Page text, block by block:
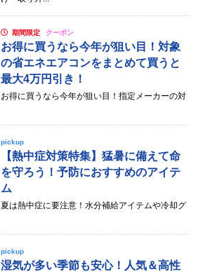
期間限定 クーポン
お得に買うなら今年が狙い目！対象
の省エネエアコンをまとめて買うと
最大4万円引き！
お得に買うなら今年が狙い目！指定メーカーの対
pickup
【熱中症対策特集】猛暑に備えて命
を守ろう！予防におすすめのアイテ
ム
夏は熱中症に要注意！水分補給アイテムや冷却グ
pickup
湿気が多い季節も安心！人気＆高性